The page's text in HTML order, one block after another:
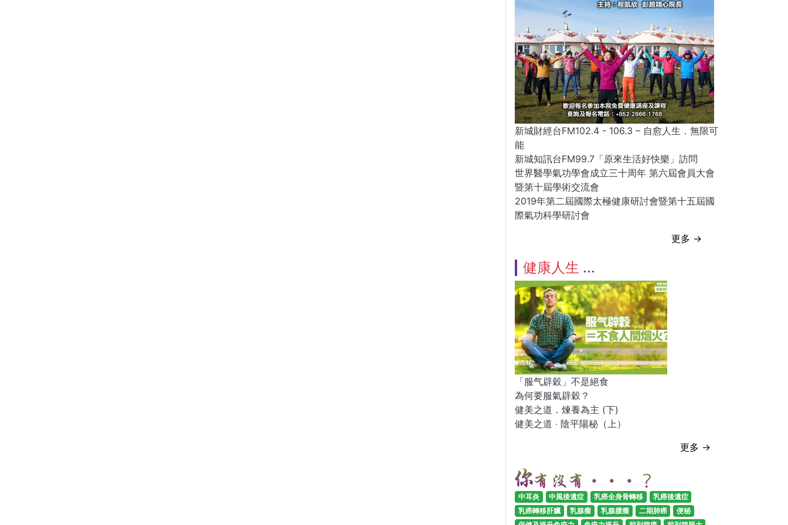
新城財經台FM102.4 - 106.3 – 自愈人生．無限可
能
新城知訊台FM99.7「原來生活好快樂」訪問
世界醫學氣功學會成立三十周年 第六屆會員大會
暨第十屆學術交流會
2019年第二屆國際太極健康研討會暨第十五屆國
際氣功科學研討會
更多 →
健康人生
「服气辟穀」不是絕食
為何要服氣辟穀？
健美之道．煉養為主 (下)
健美之道 ‧ 陰平陽秘（上）
更多 →
中耳炎 中風後遺症 乳癌全身骨轉移
乳癌後遺症
乳癌轉移肝臟
乳腺瘤 乳腺腫瘤 二期肺癌
便秘